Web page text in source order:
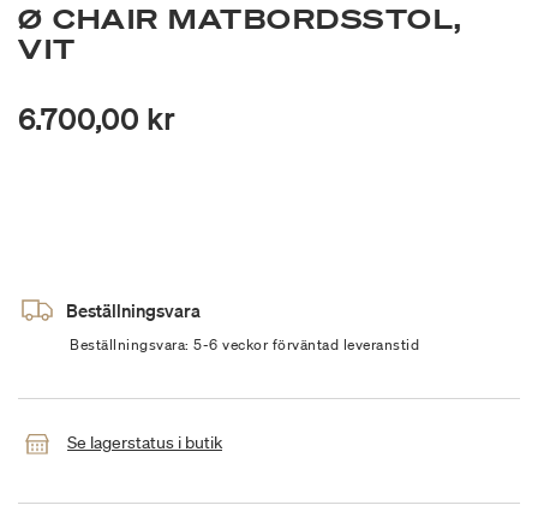
Ø CHAIR MATBORDSSTOL,
VIT
6.700,00 kr
Beställningsvara
Beställningsvara: 5-6 veckor förväntad leveranstid
Se lagerstatus i butik